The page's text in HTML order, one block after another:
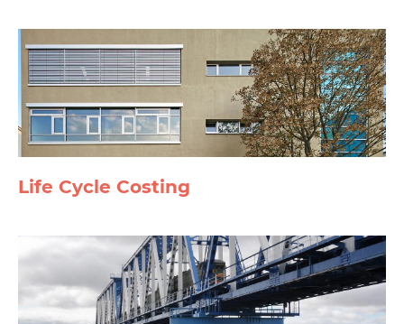
Life Cycle Costing